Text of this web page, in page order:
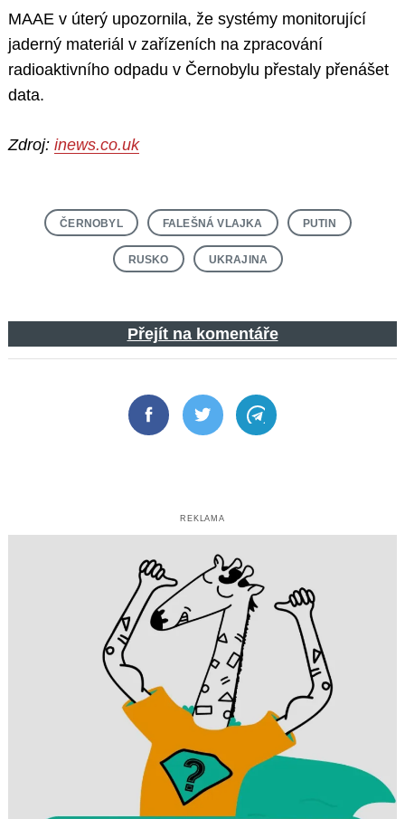
MAAE v úterý upozornila, že systémy monitorující
jaderný materiál v zařízeních na zpracování
radioaktivního odpadu v Černobylu přestaly přenášet
data.
Zdroj: inews.co.uk
ČERNOBYL FALEŠNÁ VLAJKA PUTIN
RUSKO UKRAJINA
Přejít na komentáře
FacebookTwitter Telegram
REKLAMA